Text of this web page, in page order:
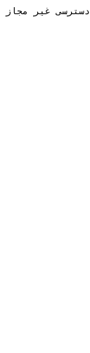
دسترسی غیر مجاز